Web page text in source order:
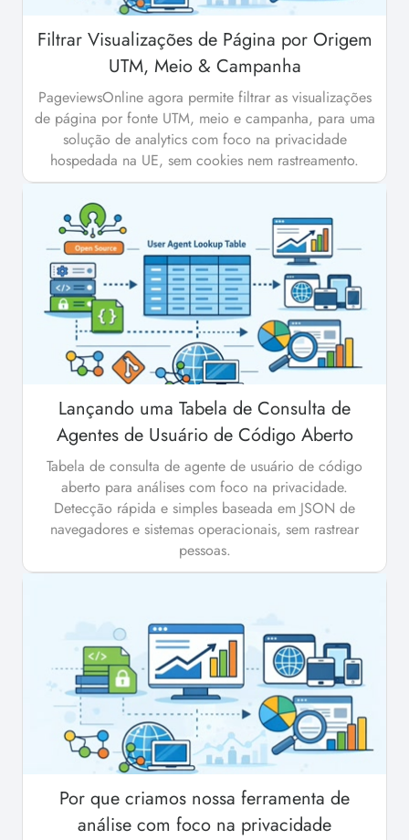
Filtrar Visualizações de Página por Origem
UTM, Meio & Campanha
PageviewsOnline agora permite filtrar as visualizações
de página por fonte UTM, meio e campanha, para uma
solução de analytics com foco na privacidade
hospedada na UE, sem cookies nem rastreamento.
Lançando uma Tabela de Consulta de
Agentes de Usuário de Código Aberto
Tabela de consulta de agente de usuário de código
aberto para análises com foco na privacidade.
Detecção rápida e simples baseada em JSON de
navegadores e sistemas operacionais, sem rastrear
pessoas.
Por que criamos nossa ferramenta de
análise com foco na privacidade